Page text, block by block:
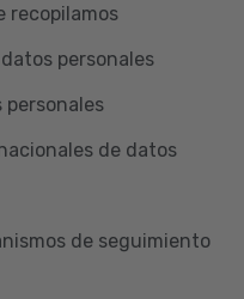
recopilamos
personales
de datos
de seguimiento